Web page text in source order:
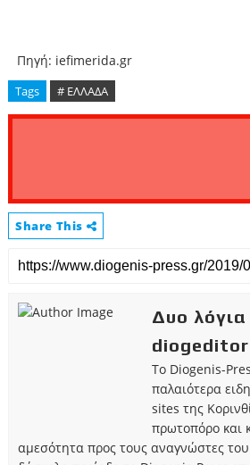
Πηγή: iefimerida.gr
Tags # ΕΛΛΑΔΑ
Share This
Δυο λόγια
diogeditor
Το Diogenis-
παλαιότερα
sites της
πρωτοπόρο και
αμεσότητα προς τους αναγνώστες